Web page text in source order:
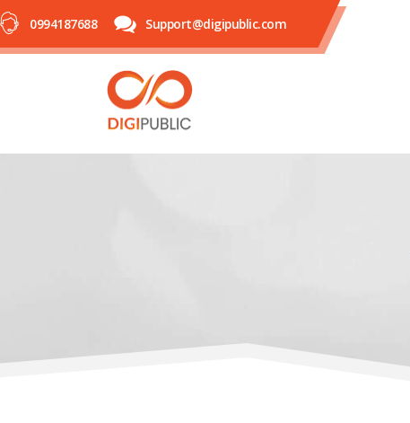
0994187688 Support@digipublic.com